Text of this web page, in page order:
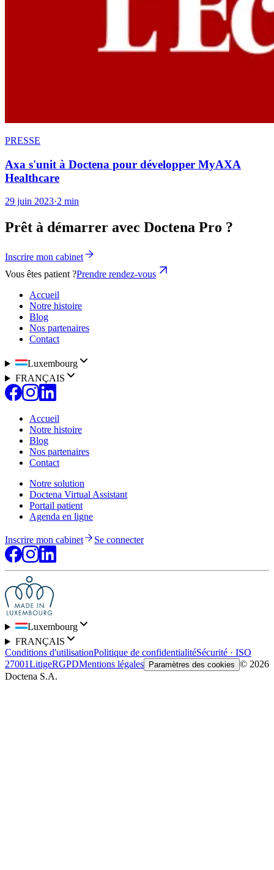
PRESSE
Axa s'unit à Doctena pour développer MyAXA
Healthcare
29 juin 2023·2 min
Prêt à démarrer avec Doctena Pro ?
Inscrire mon cabinet
Vous êtes patient ?Prendre rendez-vous
Accueil
Notre histoire
Blog
Nos partenaires
Contact
Luxembourg
FRANÇAIS
Accueil
Notre histoire
Blog
Nos partenaires
Contact
Notre solution
Doctena Virtual Assistant
Portail patient
Agenda en ligne
Inscrire mon cabinet Se connecter
Luxembourg
FRANÇAIS
Conditions d'utilisationPolitique de confidentialitéSécurité · ISO
27001LitigeRGPDMentions légales Paramètres des cookies © 2026
Doctena S.A.